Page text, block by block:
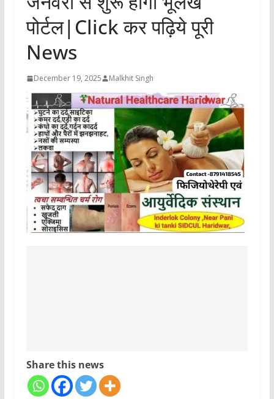
पोर्टल|Click कर पढ़िये पूरी
News
December 19, 2025 Malkhit Singh
Share this news